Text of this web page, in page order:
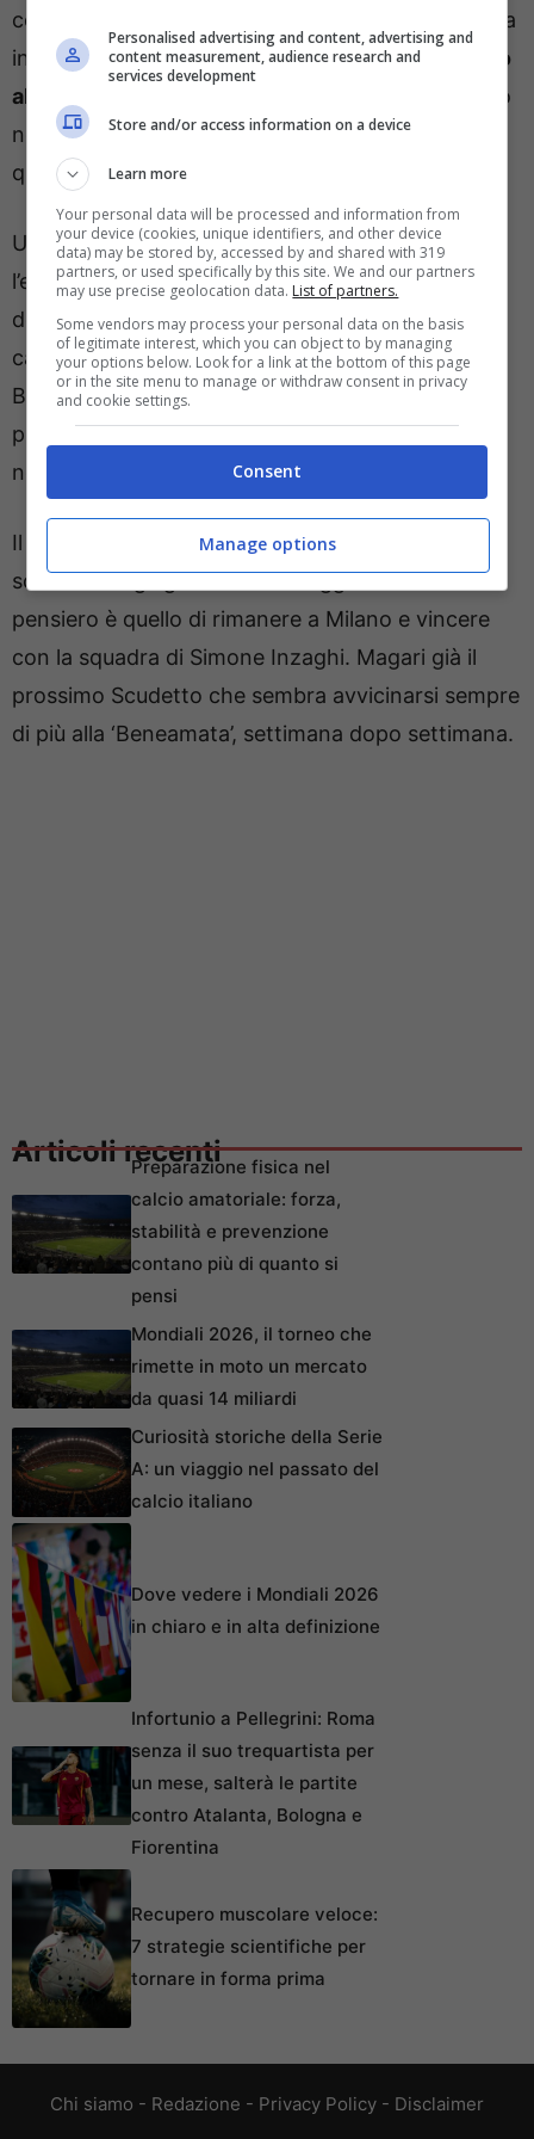
cessione: ma nulla è ancora detto. Il club arabo ha
infatti pensato ad un’offerta da35 milioni di euro
all’anno
per convincere l’azzurro a lasciare Milano
nei prossimi mesi. Uncontratto quadriennale
quasi senza precedenti, da vero top player.
Uno scenario a dir poco clamoroso che fa capire
l’enorme disponibilità economica a disposizione
dei club sauditi: d’altronde, prima di Barella, altri
campioni sono stati corteggiati a suon di milioni.
Barella però ad oggi è felicissimo all’Inter ed è
pronto a giurare, ancora, amore ai colori
nerazzurri.
Il suo contratto con l’Inter, a 7 milioni a stagione
scadrà il 30 giugno 2029. Ad oggi il suo unico
pensiero è quello di rimanere a Milano e vincere
con la squadra di Simone Inzaghi. Magari già il
prossimo Scudetto che sembra avvicinarsi sempre
di più alla ‘Beneamata’, settimana dopo settimana.
Articoli recentiPreparazione fisica nel
calcio amatoriale: forza,
stabilità e prevenzione
contano più di quanto si
pensi
Mondiali 2026, il torneo che
rimette in moto un mercato
da quasi 14 miliardi
Curiosità storiche della Serie
A: un viaggio nel passato del
calcio italiano
Dove vedere i Mondiali 2026
in chiaro e in alta definizione
Infortunio a Pellegrini: Roma
senza il suo trequartista per
un mese, salterà le partite
contro Atalanta, Bologna e
Fiorentina
Recupero muscolare veloce:
7 strategie scientifiche per
tornare in forma prima
Chi siamo - Redazione - Privacy Policy - Disclaimer
Personalised advertising and content, advertising and
content measurement, audience research and
services development
Store and/or access information on a device
Learn more
Your personal data will be processed and information from
your device (cookies, unique identifiers, and other device
data) may be stored by, accessed by and shared with 319
partners, or used specifically by this site. We and our partners
may use precise geolocation data. List of partners.
Some vendors may process your personal data on the basis
of legitimate interest, which you can object to by managing
your options below. Look for a link at the bottom of this page
or in the site menu to manage or withdraw consent in privacy
and cookie settings.
Consent
Manage options